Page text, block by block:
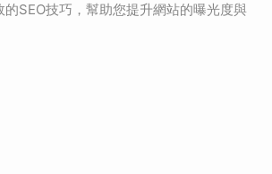
SEO技巧，幫助您提升網站的曝光度與